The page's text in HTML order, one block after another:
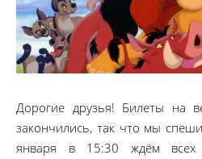
Дорогие друзья! Билеты на
закончились, так что мы
января в 15:30 ждём